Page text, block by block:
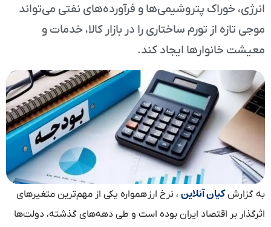
انرژی، خوراک پتروشیمی‌ها و فرآورده‌های نفتی می‌تواند
موجی تازه از تورم ساختاری را در بازار کالا، خدمات و
معیشت خانوارها ایجاد کند.
به گزارشکیان آنلاین ، نرخ ارز همواره یکی از مهم‌ترین متغیرهای
اثرگذار بر اقتصاد ایران بوده است و طی دهه‌های گذشته، دولت‌ها